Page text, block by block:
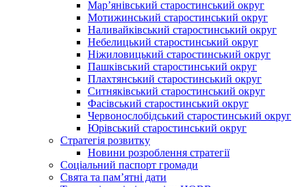
Мар’янівський старостинський округ
Мотижинський старостинський округ
Наливайківський старостинський округ
Небелицький старостинський округ
Ніжиловицький старостинський округ
Пашківський старостинський округ
Плахтянський старостинський округ
Ситняківський старостинський округ
Фасівський старостинський округ
Червонослобідський старостинський округ
Юрівський старостинський округ
Стратегія розвитку
Новини розроблення стратегії
Соціальний паспорт громади
Свята та пам’ятні дати